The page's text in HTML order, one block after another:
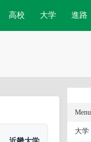
高校 大学 進路
Menu
大学